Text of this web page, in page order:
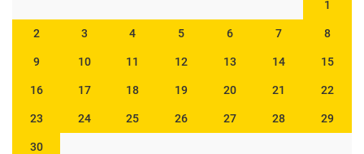
1
2 3 4 5 6 7 8
9 10 11 12 13 14 15
16 17 18 19 20 21 22
23 24 25 26 27 28 29
30